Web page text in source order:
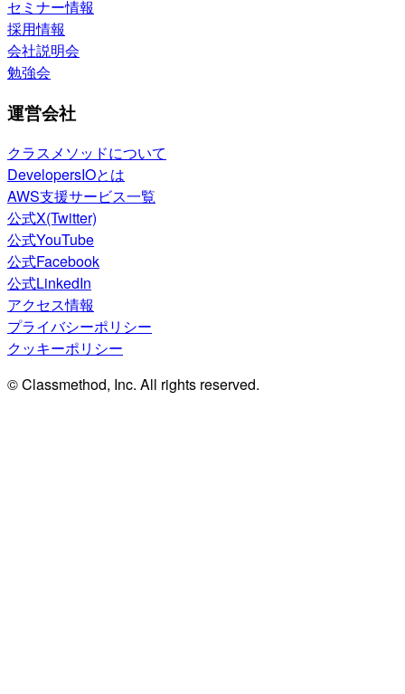
セミナー情報
採用情報
会社説明会
勉強会
運営会社
クラスメソッドについて
DevelopersIOとは
AWS支援サービス一覧
公式X(Twitter)
公式YouTube
公式Facebook
公式LinkedIn
アクセス情報
プライバシーポリシー
クッキーポリシー
© Classmethod, Inc. All rights reserved.